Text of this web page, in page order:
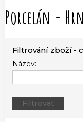
Porcelán -
Filtrování zboží -
Název: